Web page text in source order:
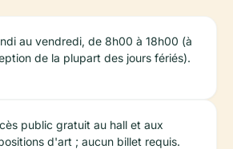
au vendredi, de 8h00 à 18h00 (à
de la plupart des jours fériés).
public gratuit au hall et aux
d'art ; aucun billet requis.